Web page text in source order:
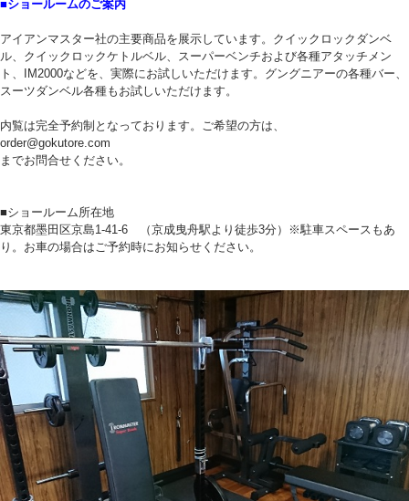
■ショールームのご案内
アイアンマスター社の主要商品を展示しています。クイックロックダンベ
ル、クイックロックケトルベル、スーパーベンチおよび各種アタッチメン
ト、IM2000などを、実際にお試しいただけます。グングニアーの各種バー、
スーツダンベル各種もお試しいただけます。
内覧は完全予約制となっております。ご希望の方は、
order@gokutore.com
までお問合せください。
■ショールーム所在地
東京都墨田区京島1-41-6 （京成曳舟駅より徒歩3分）※駐車スペースもあ
り。お車の場合はご予約時にお知らせください。